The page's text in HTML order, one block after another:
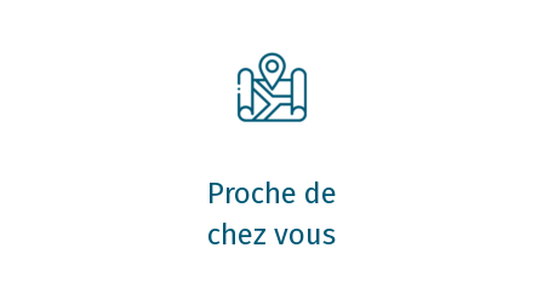
Proche de
chez vous